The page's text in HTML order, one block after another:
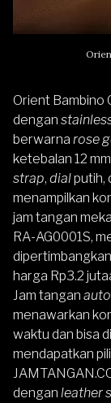
Orient Bambino
dengan
berwarna rose
ketebalan 12
strap, dialputih,
menampilkan
jam tangan
RA-AG0001S,
harga Rp3.2
Jam tangan
menawarkan
waktu dan bisa
mendapatkan
dengan leather